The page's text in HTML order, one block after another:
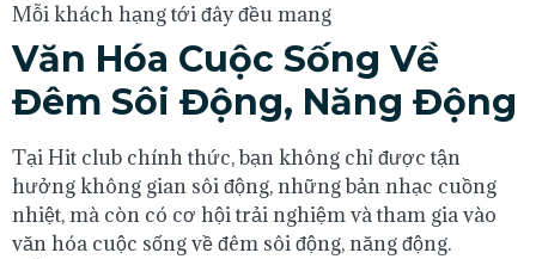
Mỗi khách hạng tới đây đều mang
Văn Hóa Cuộc Sống Về
Đêm Sôi Động, Năng Động
Tại Hit club chính thức, bạn không chỉ được tận
hưởng không gian sôi động, những bản nhạc cuồng
nhiệt, mà còn có cơ hội trải nghiệm và tham gia vào
văn hóa cuộc sống về đêm sôi động, năng động.